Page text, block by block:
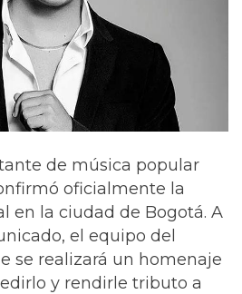
de música popular
oficialmente la
en la ciudad de Bogotá. A
el equipo del
se realizará un homenaje
y rendirle tributo a